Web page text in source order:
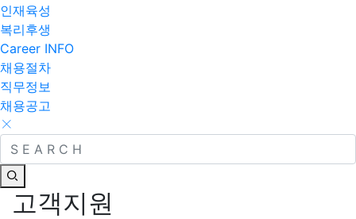
인재육성
복리후생
Career INFO
채용절차
직무정보
채용공고
고객지원